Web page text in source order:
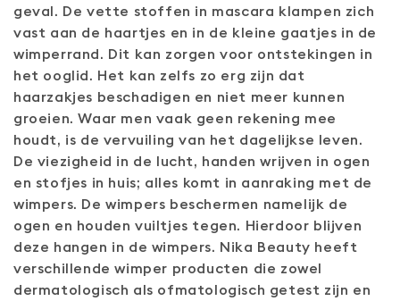
geval. De vette stoffen in mascara klampen zich
vast aan de haartjes en in de kleine gaatjes in de
wimperrand. Dit kan zorgen voor ontstekingen in
het ooglid. Het kan zelfs zo erg zijn dat
haarzakjes beschadigen en niet meer kunnen
groeien. Waar men vaak geen rekening mee
houdt, is de vervuiling van het dagelijkse leven.
De viezigheid in de lucht, handen wrijven in ogen
en stofjes in huis; alles komt in aanraking met de
wimpers. De wimpers beschermen namelijk de
ogen en houden vuiltjes tegen. Hierdoor blijven
deze hangen in de wimpers. Nika Beauty heeft
verschillende wimper producten die zowel
dermatologisch als ofmatologisch getest zijn en